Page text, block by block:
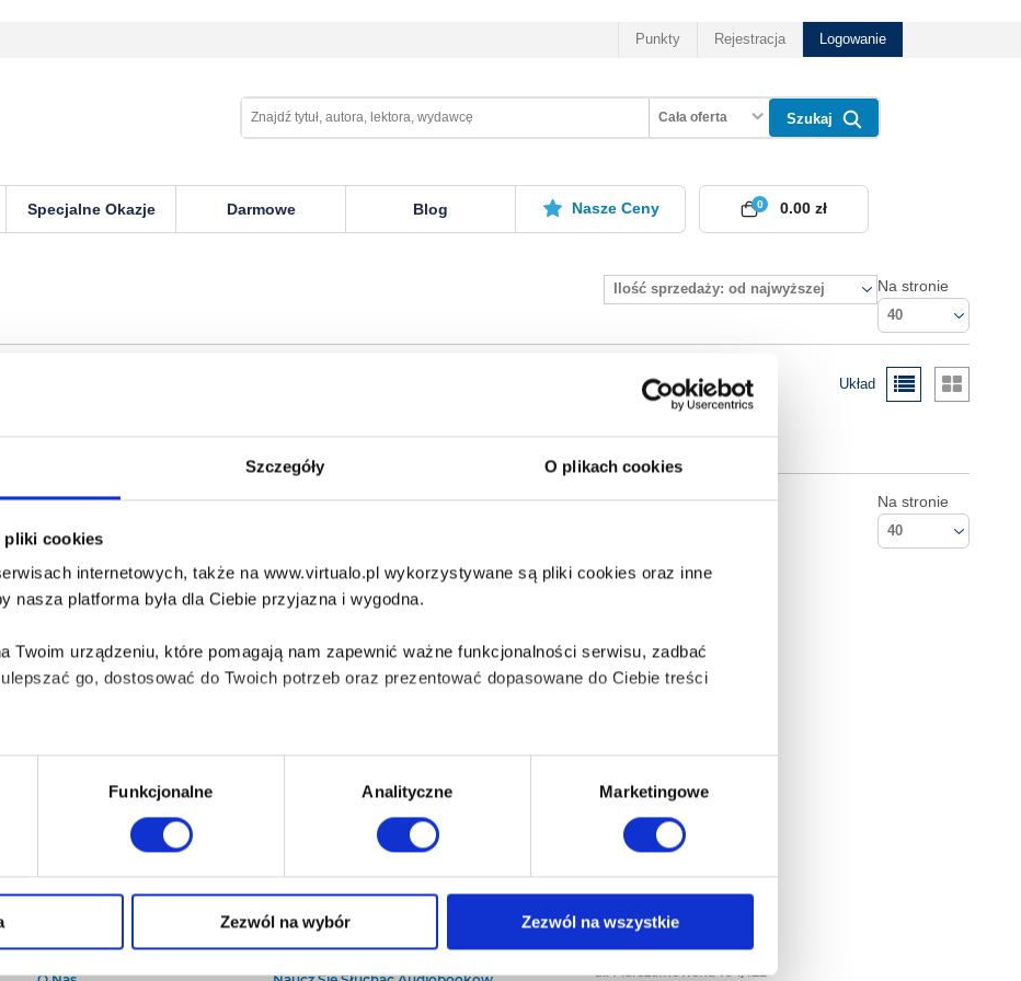
Szczegóły O plikach cookies
pliki cookies
internetowych, także na www.virtualo.pl wykorzystywane są pliki cookies oraz inne
nasza platforma była dla Ciebie przyjazna i wygodna.
Twoim urządzeniu, które pomagają nam zapewnić ważne funkcjonalności serwisu, zadbać
go, dostosować do Twoich potrzeb oraz prezentować dopasowane do Ciebie treści
niezbędne do prawidłowego i bezpiecznego działania serwisu - są także takie, które wymagają
Twoje doświadczenia jeśli jesteś naszym Użytkownikiem.
Funkcjonalne Analityczne Marketingowe
Zezwól na wybór Zezwól na wszystkie
Punkty Rejestracja Logowanie
Cała oferta Szukaj
Specjalne Okazje Darmowe Blog Nasze Ceny 0
0.00 zł
Ilość sprzedaży: od najwyższej Na stronie
40
Układ
Na stronie
40
Kontakt
Baza wiedzy
Który Format Ebooka Wybrać?
Kontakt
Empik S.A
ul. Marszałkowska 104/122